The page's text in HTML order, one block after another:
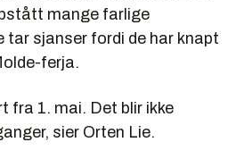
mange farlige
tar sjanser fordi de har knapt
ferja.
fra 1. mai. Det blir ikke
sier Orten Lie.